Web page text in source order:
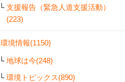
支援報告（緊急人道支援活動）
(223)
環境情報(1150)
地球は今(248)
環境トピックス(890)